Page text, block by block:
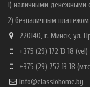
1) наличными денежными
2) безналичным платежом
220140, г. Минск, ул.
+375 (29) 172 13 18 (vel)
+375 (29) 752 13 18
info@elassiohome.by